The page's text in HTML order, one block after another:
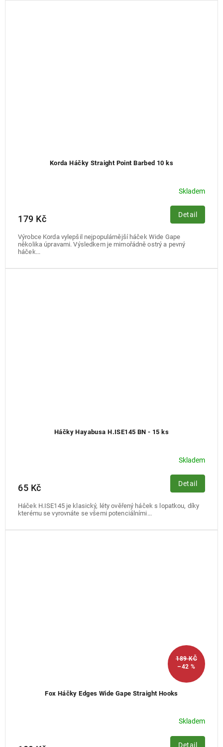
Korda Háčky Straight Point Barbed 10 ks
Skladem
179 Kč Detail
Výrobce Korda vylepšil nejpopulárnější háček Wide Gape
několika úpravami. Výsledkem je mimořádně ostrý a pevný
háček...
Háčky Hayabusa H.ISE145 BN - 15 ks
Skladem
65 Kč Detail
Háček H.ISE145 je klasický, léty ověřený háček s lopatkou, díky
kterému se vyrovnáte se všemi potenciálními...
189 KČ
–42 %
Fox Háčky Edges Wide Gape Straight Hooks
Skladem
Detail